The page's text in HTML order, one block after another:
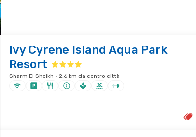
Ivy Cyrene Island Aqua Park
Resort
Sharm El Sheikh · 2,6 km da centro città